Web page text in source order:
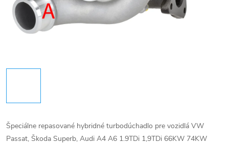
Špeciálne repasované hybridné turbodúchadlo pre vozidlá VW
Passat, Škoda Superb, Audi A4 A6 1.9TDi 1,9TDi 66KW 74KW